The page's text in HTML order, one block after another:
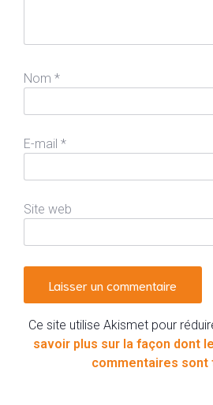
Nom *
E-mail *
Site web
Ce site utilise Akismet pour
savoir plus sur la façon dont
commentaires sont